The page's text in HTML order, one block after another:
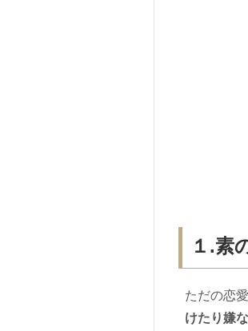
１.素
ただの恋
けたり嫌